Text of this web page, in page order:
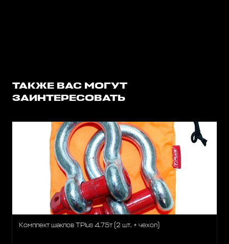
ТАКЖЕ ВАС МОГУТ
ЗАИНТЕРЕСОВАТЬ
Комплект шаклов TPlus 4.75т (2 шт. + чехол)